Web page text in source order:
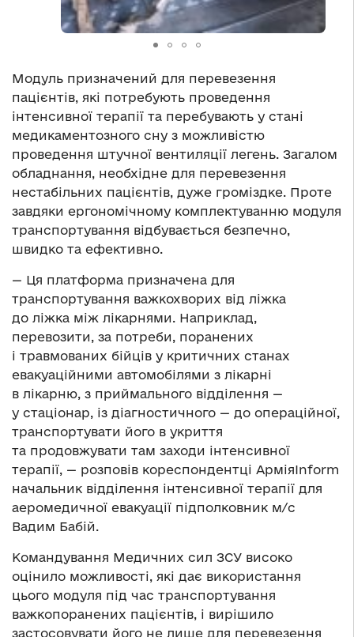
Модуль призначений для перевезення
пацієнтів, які потребують проведення
інтенсивної терапії та перебувають у стані
медикаментозного сну з можливістю
проведення штучної вентиляції легень. Загалом
обладнання, необхідне для перевезення
нестабільних пацієнтів, дуже громіздке. Проте
завдяки ергономічному комплектуванню модуля
транспортування відбувається безпечно,
швидко та ефективно.
— Ця платформа призначена для
транспортування важкохворих від ліжка
до ліжка між лікарнями. Наприклад,
перевозити, за потреби, поранених
і травмованих бійців у критичних станах
евакуаційними автомобілями з лікарні
в лікарню, з приймального відділення —
у стаціонар, із діагностичного — до операційної,
транспортувати його в укриття
та продовжувати там заходи інтенсивної
терапії, — розповів кореспондентці АрміяInform
начальник відділення інтенсивної терапії для
аеромедичної евакуації підполковник м/с
Вадим Бабій.
Командування Медичних сил ЗСУ високо
оцінило можливості, які дає використання
цього модуля під час транспортування
важкопоранених пацієнтів, і вирішило
застосовувати його не лише для перевезення